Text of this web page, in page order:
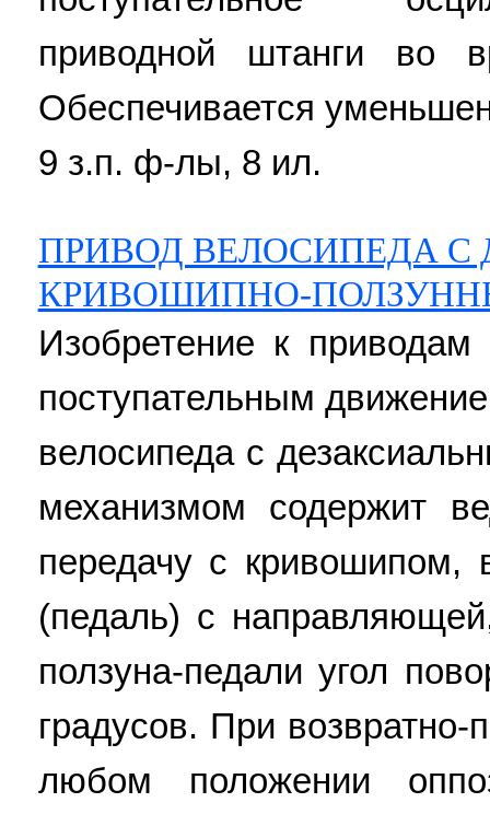
приводной штанги во
Обеспечивается
9 з.п. ф-лы, 8 ил.
ПРИВОД ВЕЛОСИПЕДА
КРИВОШИПНО-
Изобретение к приводам
поступательным
велосипеда с
механизмом содержит
передачу с кривошипом,
(педаль) с
ползуна-педали угол
градусов. При
любом положении